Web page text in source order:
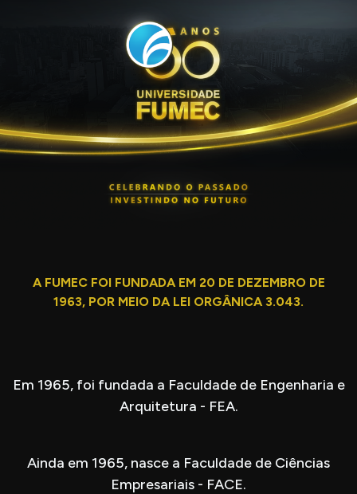
A FUMEC FOI FUNDADA EM 20 DE DEZEMBRO DE
1963, POR MEIO DA LEI ORGÂNICA 3.043.
Em 1965, foi fundada a Faculdade de Engenharia e
Arquitetura - FEA.
Ainda em 1965, nasce a Faculdade de Ciências
Empresariais - FACE.